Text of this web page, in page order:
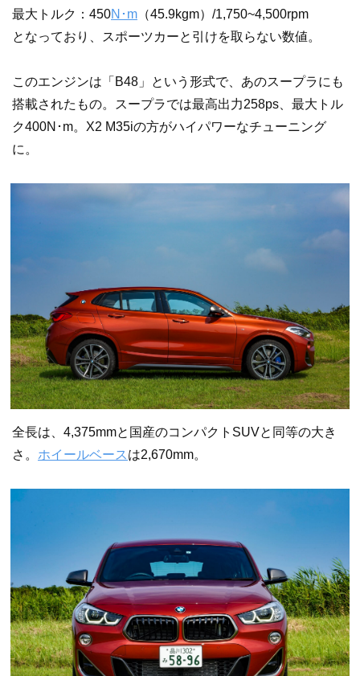
最大トルク：450N･m （45.9kgm）/1,750~4,500rpm
となっており、スポーツカーと引けを取らない数値。
このエンジンは「B48」という形式で、あのスープラにも
搭載されたもの。スープラでは最高出力258ps、最大トル
ク400N･m。X2 M35iの方がハイパワーなチューニング
に。
全長は、4,375mmと国産のコンパクトSUVと同等の大き
さ。 ホイールベース は2,670mm。